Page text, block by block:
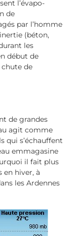
l’évapo-
de
par l’homme
(béton,
les
début de
de
de grandes
agit comme
qui s’échauffent
emmagasine
il fait plus
en hiver, à
les Ardennes